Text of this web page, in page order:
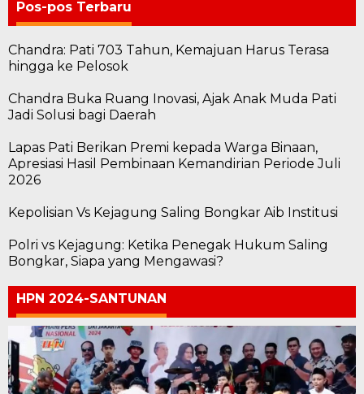
Pos-pos Terbaru
Chandra: Pati 703 Tahun, Kemajuan Harus Terasa
hingga ke Pelosok
Chandra Buka Ruang Inovasi, Ajak Anak Muda Pati
Jadi Solusi bagi Daerah
Lapas Pati Berikan Premi kepada Warga Binaan,
Apresiasi Hasil Pembinaan Kemandirian Periode Juli
2026
Kepolisian Vs Kejagung Saling Bongkar Aib Institusi
Polri vs Kejagung: Ketika Penegak Hukum Saling
Bongkar, Siapa yang Mengawasi?
HPN 2024-SANTUNAN